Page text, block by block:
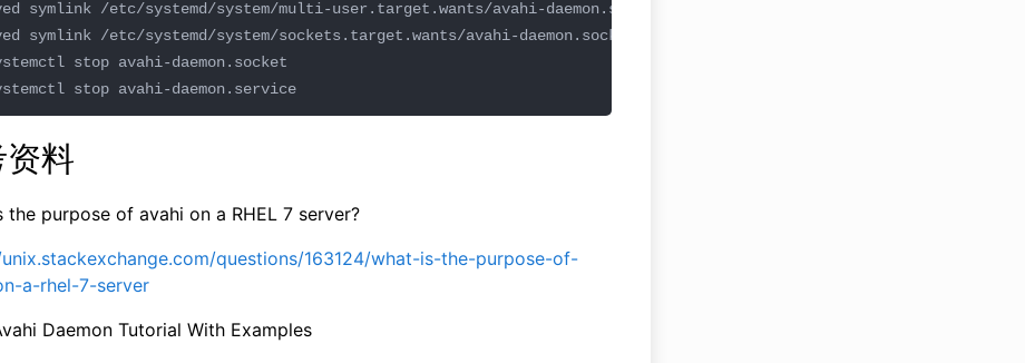
料
the purpose of avahi on a RHEL 7 server?
questions/163124/what-is-the-purpose-of-
a-rhel-7-server
Daemon Tutorial With Examples